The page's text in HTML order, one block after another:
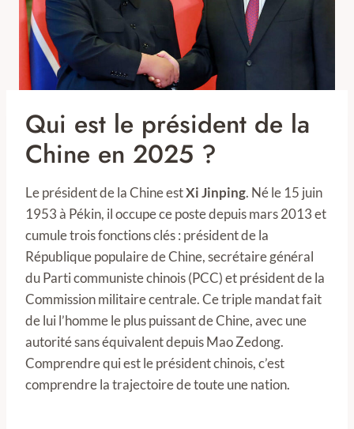
Qui est le président de la
Chine en 2025 ?
Le président de la Chine estXi Jinping. Né le 15 juin
1953 à Pékin, il occupe ce poste depuis mars 2013 et
cumule trois fonctions clés : président de la
République populaire de Chine, secrétaire général
du Parti communiste chinois (PCC) et président de la
Commission militaire centrale. Ce triple mandat fait
de lui l’homme le plus puissant de Chine, avec une
autorité sans équivalent depuis Mao Zedong.
Comprendre qui est le président chinois, c’est
comprendre la trajectoire de toute une nation.